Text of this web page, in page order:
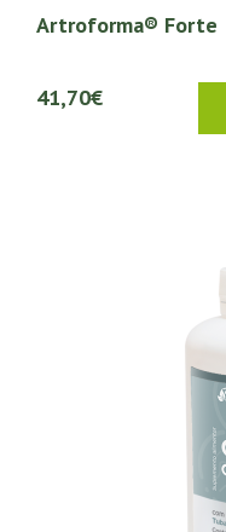
Artroforma® Forte
41,70€